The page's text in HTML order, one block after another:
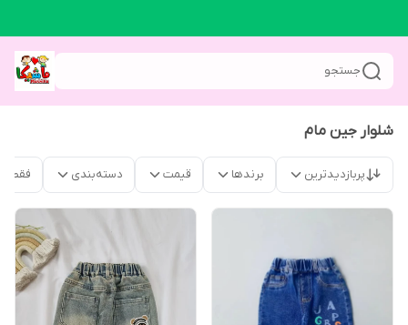
جستجو
شلوار جین مام
پربازدیدترین برندها قیمت دسته‌بندی فقط